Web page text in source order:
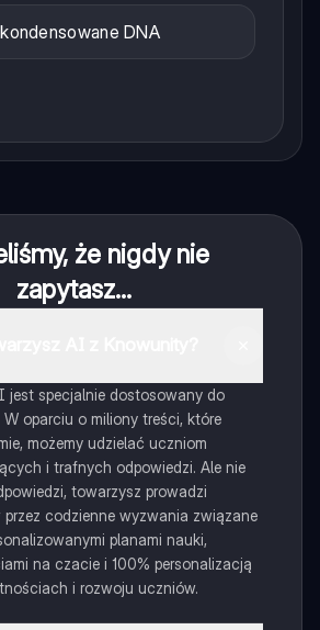
DNA
że nigdy nie
zapytasz...
jest specjalnie dostosowany do
oparciu o miliony treści, które
możemy udzielać uczniom
i trafnych odpowiedzi. Ale nie
towarzysz prowadzi
codzienne wyzwania związane
planami nauki,
na czacie i 100% personalizacją
i rozwoju uczniów.